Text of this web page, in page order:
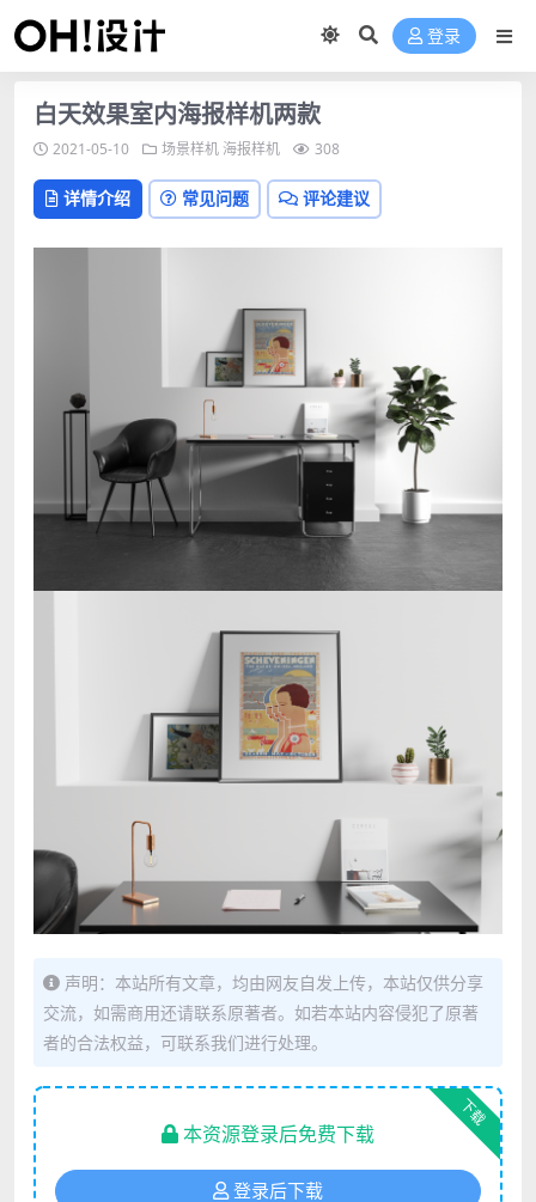
登录
白天效果室内海报样机两款
2021-05-10 场景样机 海报样机 308
详情介绍 常见问题 评论建议
声明：本站所有文章，均由网友自发上传，本站仅供分享
交流，如需商用还请联系原著者。如若本站内容侵犯了原著
者的合法权益，可联系我们进行处理。
下载
本资源登录后免费下载
登录后下载